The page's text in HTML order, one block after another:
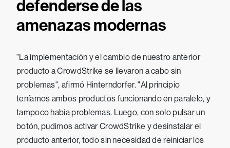
defenderse de las
amenazas modernas
"La implementación y el cambio de nuestro anterior
producto a CrowdStrike se llevaron a cabo sin
problemas", afirmó Hinterndorfer. "Al principio
teníamos ambos productos funcionando en paralelo, y
tampoco había problemas. Luego, con solo pulsar un
botón, pudimos activar CrowdStrike y desinstalar el
producto anterior, todo sin necesidad de reiniciar los